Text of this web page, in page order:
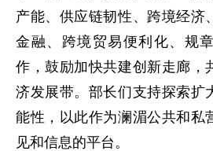
产能、供应链韧性、跨境经济
金融、跨境贸易便利化、规
作，鼓励加快共建创新走廊，
济发展带。部长们支持探索扩
能性，以此作为澜湄公共和私
见和信息的平台。